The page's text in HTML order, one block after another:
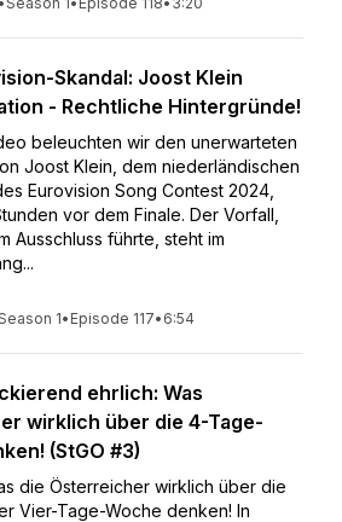
Skandal: Joost Klein
- Rechtliche Hintergründe!
beleuchten wir den unerwarteten
Joost Klein, dem niederländischen
Eurovision Song Contest 2024,
vor dem Finale. Der Vorfall,
Ausschluss führte, steht im
1• Episode 117• 6:54
ehrlich: Was
wirklich über die 4-Tage-
(StGO #3)
die Österreicher wirklich über die
Vier-Tage-Woche denken! In